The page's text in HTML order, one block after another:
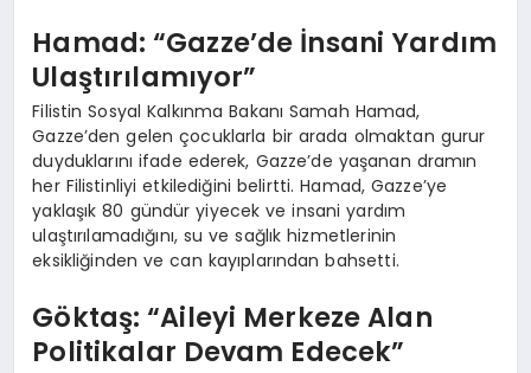
Hamad: “Gazze’de İnsani Yardım
Ulaştırılamıyor”
Filistin Sosyal Kalkınma Bakanı Samah Hamad,
Gazze’den gelen çocuklarla bir arada olmaktan gurur
duyduklarını ifade ederek, Gazze’de yaşanan dramın
her Filistinliyi etkilediğini belirtti. Hamad, Gazze’ye
yaklaşık 80 gündür yiyecek ve insani yardım
ulaştırılamadığını, su ve sağlık hizmetlerinin
eksikliğinden ve can kayıplarından bahsetti.
Göktaş: “Aileyi Merkeze Alan
Politikalar Devam Edecek”